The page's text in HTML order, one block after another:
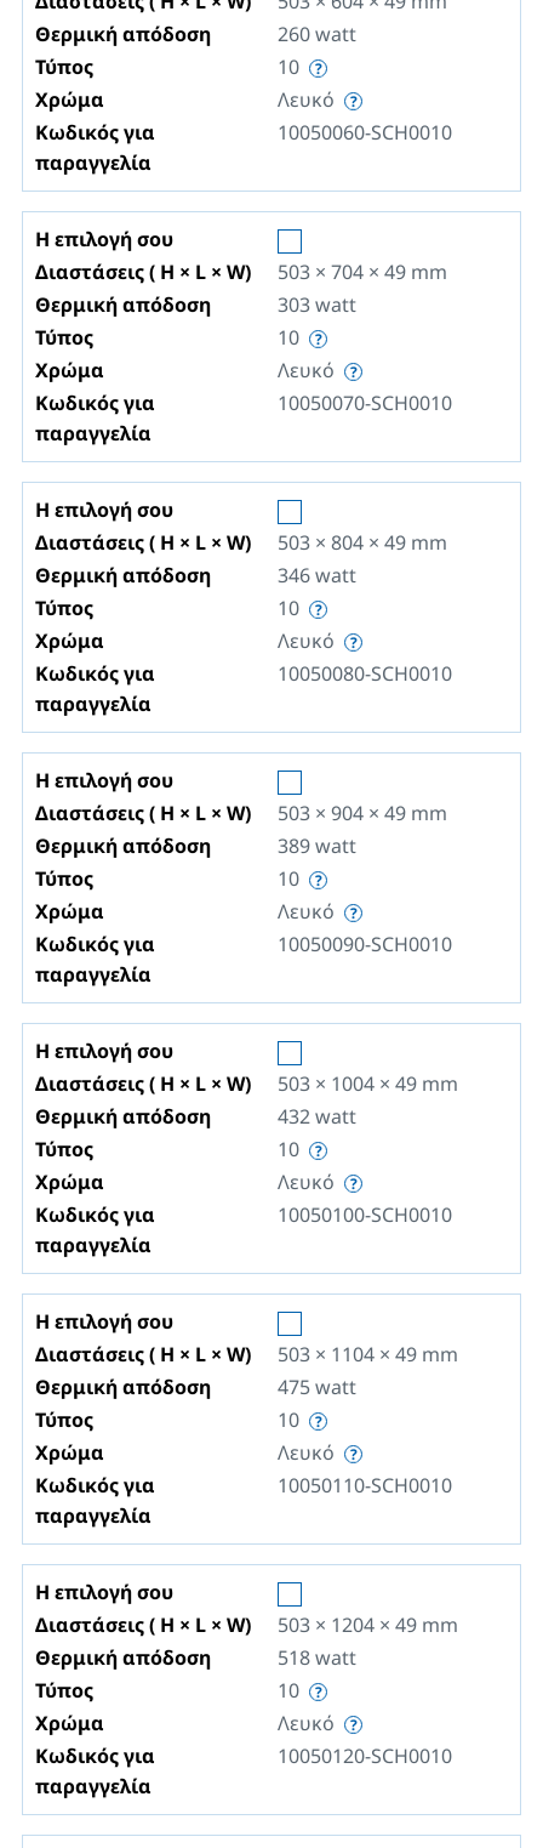
Θερμική απόδοση
260watt
Τύπος
10
Χρώμα
Λευκό
Κωδικός για
παραγγελία
10050060-SCH0010
Η επιλογή σου
Διαστάσεις ( H × L × W)
503 × 704 × 49 mm
Θερμική απόδοση
303watt
Τύπος
10
Χρώμα
Λευκό
Κωδικός για
παραγγελία
10050070-SCH0010
Η επιλογή σου
Διαστάσεις ( H × L × W)
503 × 804 × 49 mm
Θερμική απόδοση
346watt
Τύπος
10
Χρώμα
Λευκό
Κωδικός για
παραγγελία
10050080-SCH0010
Η επιλογή σου
Διαστάσεις ( H × L × W)
503 × 904 × 49 mm
Θερμική απόδοση
389watt
Τύπος
10
Χρώμα
Λευκό
Κωδικός για
παραγγελία
10050090-SCH0010
Η επιλογή σου
Διαστάσεις ( H × L × W)
503 × 1004 × 49 mm
Θερμική απόδοση
432watt
Τύπος
10
Χρώμα
Λευκό
Κωδικός για
παραγγελία
10050100-SCH0010
Η επιλογή σου
Διαστάσεις ( H × L × W)
503 × 1104 × 49 mm
Θερμική απόδοση
475watt
Τύπος
10
Χρώμα
Λευκό
Κωδικός για
παραγγελία
10050110-SCH0010
Η επιλογή σου
Διαστάσεις ( H × L × W)
503 × 1204 × 49 mm
Θερμική απόδοση
518watt
Τύπος
10
Χρώμα
Λευκό
Κωδικός για
παραγγελία
10050120-SCH0010